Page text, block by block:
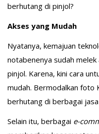
berhutang di pinjol?
Akses yang Mudah
Nyatanya, kemajuan
notabenenya sudah
pinjol. Karena, kini cara
mudah. Bermodalkan foto
berhutang di berbagai
Selain itu, berbagai e-